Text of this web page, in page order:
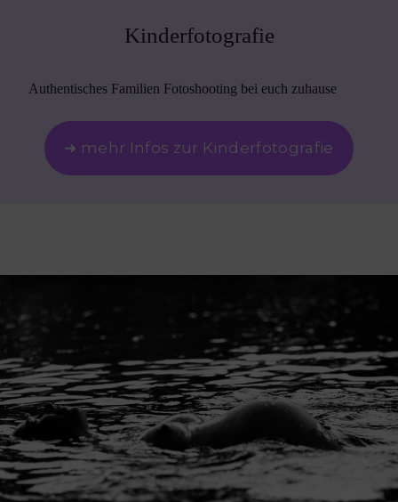
Kinderfotografie
Authentisches Familien Fotoshooting bei euch zuhause
➜ mehr Infos zur Kinderfotografie